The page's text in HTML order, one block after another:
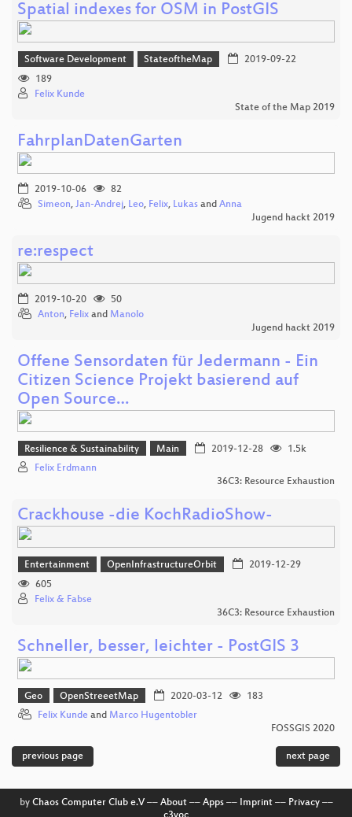
Spatial indexes for OSM in PostGIS
Software Development StateoftheMap
2019-09-22
189
Felix Kunde
State of the Map 2019
FahrplanDatenGarten
2019-10-06
82
Simeon, Jan-Andrej, Leo, Felix, Lukas and Anna
Jugend hackt 2019
re:respect
2019-10-20
50
Anton, Felix and Manolo
Jugend hackt 2019
Offene Sensordaten für Jedermann - Ein
Citizen Science Projekt basierend auf
Open Source…
Resilience & Sustainability Main 2019-12-28
1.5k
Felix Erdmann
36C3: Resource Exhaustion
Crackhouse -die KochRadioShow-
Entertainment OpenInfrastructureOrbit
2019-12-29
605
Felix & Fabse
36C3: Resource Exhaustion
Schneller, besser, leichter - PostGIS 3
Geo OpenStreeetMap 2020-03-12
183
Felix Kunde and Marco Hugentobler
FOSSGIS 2020
previous page next page
by Chaos Computer Club e.V–– About–– Apps–– Imprint–– Privacy––